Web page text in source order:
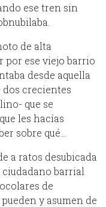
ese tren sin
de alta
por ese viejo barrio
desde aquella
dos crecientes
que se
les hacías
sobre qué…
a ratos desubicada
barrial
de
y asumen de